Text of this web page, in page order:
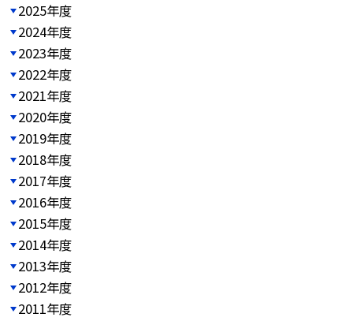
2025年度
2024年度
2023年度
2022年度
2021年度
2020年度
2019年度
2018年度
2017年度
2016年度
2015年度
2014年度
2013年度
2012年度
2011年度